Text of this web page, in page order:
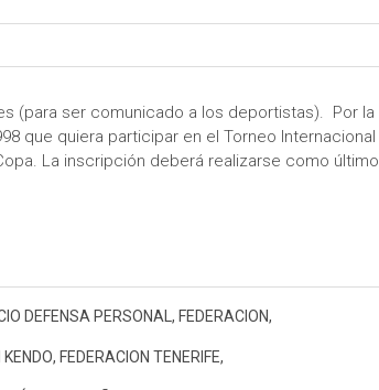
(para ser comunicado a los deportistas). Por la
que quiera participar en el Torneo Internacional
La inscripción deberá realizarse como último
DEFENSA PERSONAL , FEDERACION,
KENDO, FEDERACION TENERIFE,